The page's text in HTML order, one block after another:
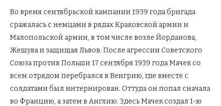
Во время сентябрьской кампании 1939 года бригада
сражалась с немцами в рядах Краковской армии и
Малопольской армии, в том числе возле Йорданова,
Жешува и защищая Львов. После агрессии Советского
Союза против Польши 17 сентября 1939 года Мачек со
всем отрядом перебрался в Венгрию, где вместе с
солдатами был интернирован. Оттуда он попал сначала
во Францию, а затем в Англию. Здесь Мачек создал 1-ю